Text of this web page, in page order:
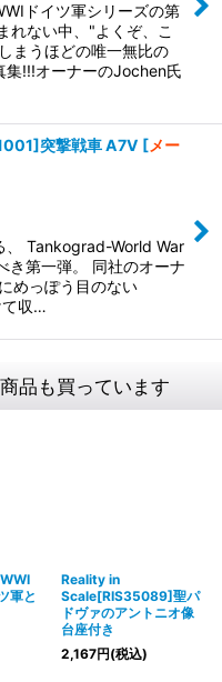
ドイツ軍シリーズの第
れない中、"よくぞ、こ
まうほどの唯一無比の
集!!!オーナーのJochen氏
突撃戦車 A7V [メー
、 Tankograd-World War
き第一弾。 同社のオーナ
めっぽう目のない
て収…
品も買っています
軍と
Reality in
Scale[RIS35089]聖パ
ドヴァのアントニオ像
台座付き
2,167円(税込)